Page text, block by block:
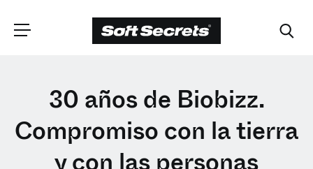
ELIGE TU
UBICACIÓN
30 años de Biobizz.
Compromiso con la tierra